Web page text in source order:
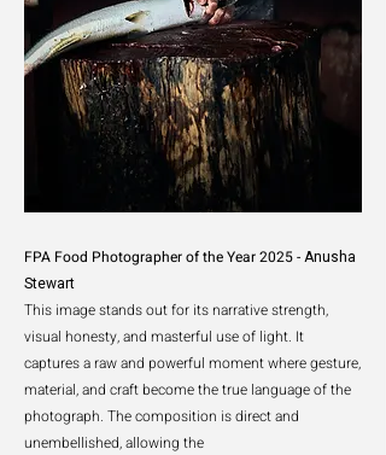
FPA Food Photographer of the Year 2025 -Anusha
Stewart
This image stands out for its narrative strength,
visual honesty, and masterful use of light. It
captures a raw and powerful moment where gesture,
material, and craft become the true language of the
photograph. The composition is direct and
unembellished, allowing the